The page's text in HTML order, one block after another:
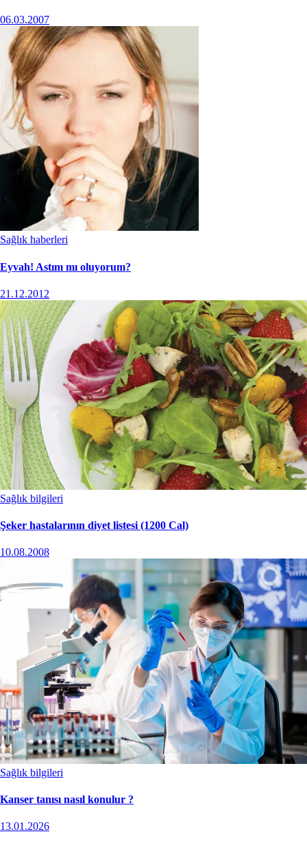
06.03.2007
Sağlık haberleri
Eyvah! Astım mı oluyorum?
21.12.2012
Sağlık bilgileri
Şeker hastalarının diyet listesi (1200 Cal)
10.08.2008
Sağlık bilgileri
Kanser tanısı nasıl konulur ?
13.01.2026